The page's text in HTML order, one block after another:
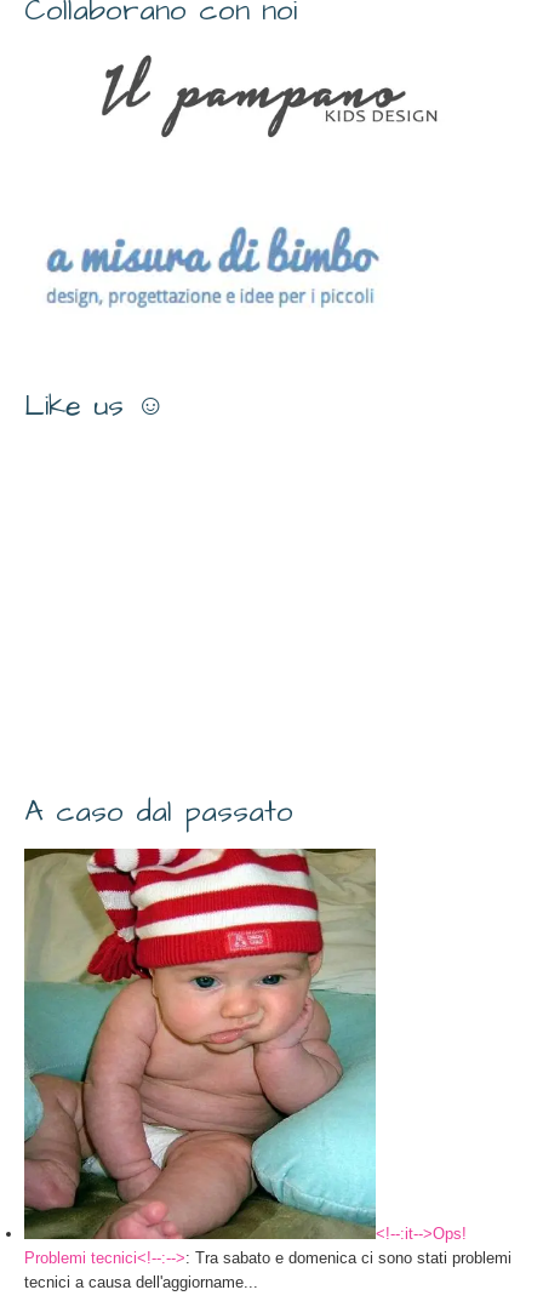
Collaborano con noi
Like us ☺
A caso dal passato
<!--:it-->Ops!
Problemi tecnici<!--:-->: Tra sabato e domenica ci sono stati problemi
tecnici a causa dell'aggiorname...